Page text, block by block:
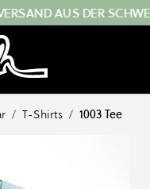
DER SCHWEIZ
/ T-Shirts / 1003 Tee